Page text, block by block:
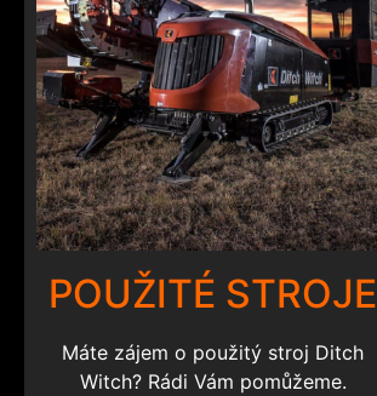
POUŽITÉ STROJE
Máte zájem o použitý stroj Ditch
Witch? Rádi Vám pomůžeme.